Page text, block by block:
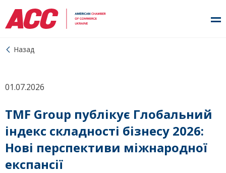
Назад
01.07.2026
TMF Group публікує Глобальний
індекс складності бізнесу 2026:
Нові перспективи міжнародної
експансії